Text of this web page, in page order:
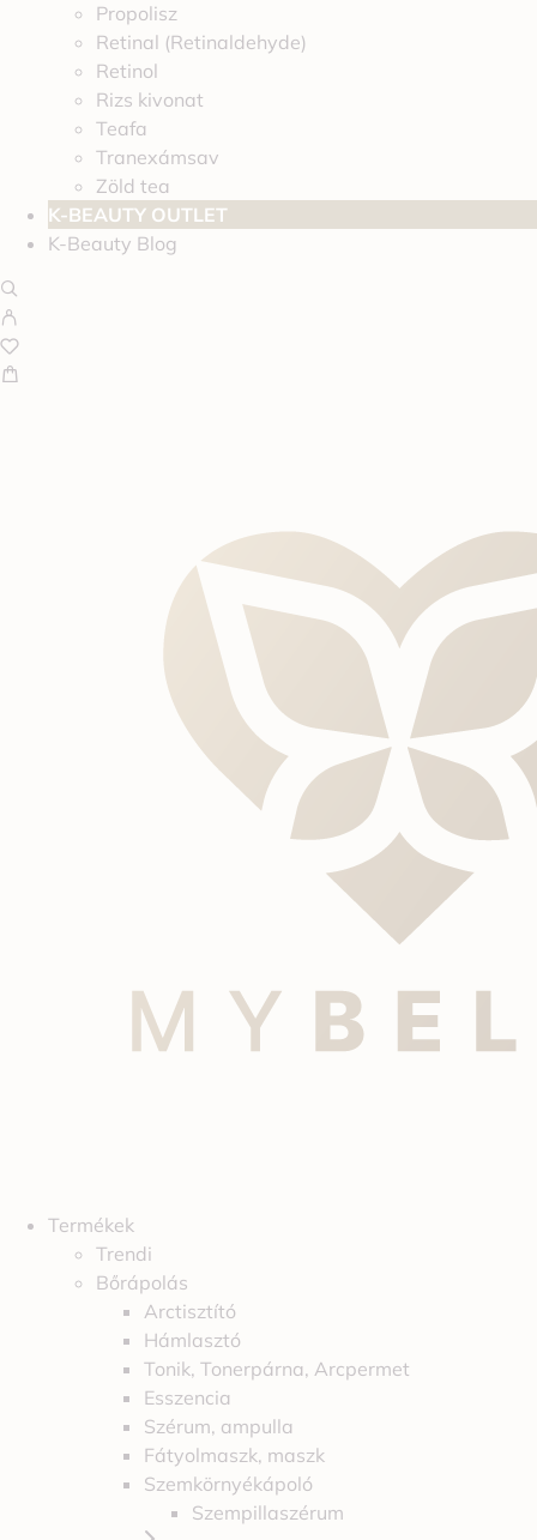
Propolisz
Retinal (Retinaldehyde)
Retinol
Rizs kivonat
Teafa
Tranexámsav
Zöld tea
K-BEAUTY OUTLET
K-Beauty Blog
Termékek
Trendi
Bőrápolás
Arctisztító
Hámlasztó
Tonik, Tonerpárna, Arcpermet
Esszencia
Szérum, ampulla
Fátyolmaszk, maszk
Szemkörnyékápoló
Szempillaszérum